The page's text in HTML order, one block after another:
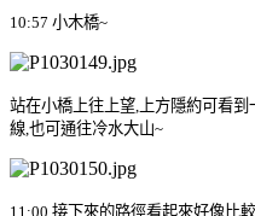
10:57 小木橋~
站在小橋上往上望 上方隱約可看
線 也可通往冷水大山~
11:00 接下來的路徑看起來好像比